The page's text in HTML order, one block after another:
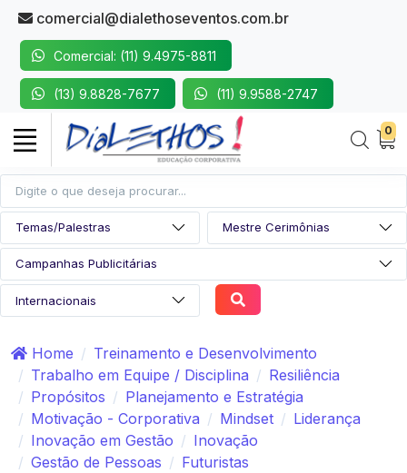
comercial@dialethoseventos.com.br
Comercial: (11) 9.4975-8811
(13) 9.8828-7677 (11) 9.9588-2747
0
Home
Treinamento e Desenvolvimento
Trabalho em Equipe / Disciplina
Resiliência
Propósitos
Planejamento e Estratégia
Motivação - Corporativa
Mindset
Liderança
Inovação em Gestão
Inovação
Gestão de Pessoas
Futuristas